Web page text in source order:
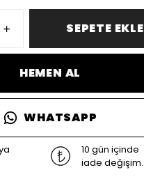
SEPETE EKLE
HEMEN AL
WHATSAPP
10 gün içinde
iade değişim.